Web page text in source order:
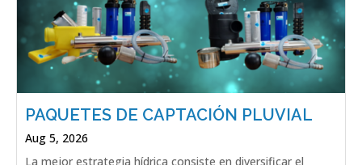
PAQUETES DE CAPTACIÓN PLUVIAL
Aug 5, 2026
La mejor estrategia hídrica consiste en diversificar el